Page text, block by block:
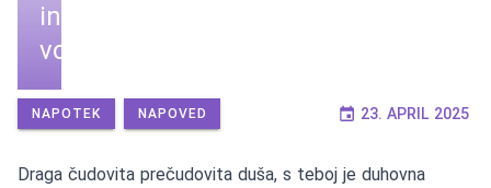
in
vodstvo
NAPOTEK NAPOVED 23. APRIL 2025
Draga čudovita prečudovita duša, s teboj je duhovna